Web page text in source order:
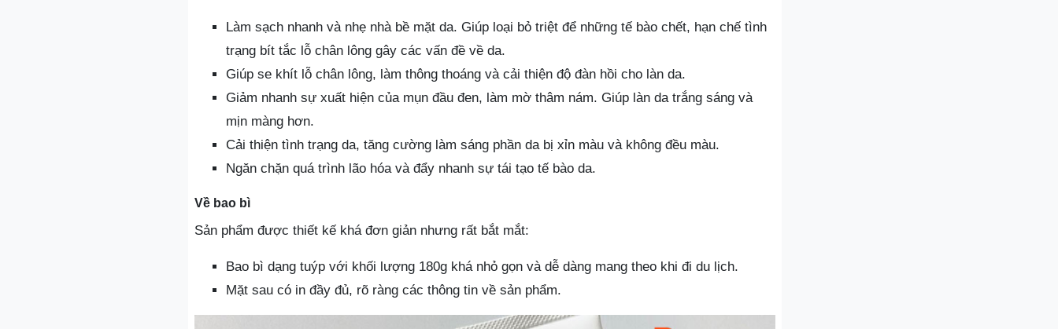
Làm sạch nhanh và nhẹ nhà bề mặt da. Giúp loại bỏ triệt để những tế bào chết, hạn chế tình
trạng bít tắc lỗ chân lông gây các vấn đề về da.
Giúp se khít lỗ chân lông, làm thông thoáng và cải thiện độ đàn hồi cho làn da.
Giảm nhanh sự xuất hiện của mụn đầu đen, làm mờ thâm nám. Giúp làn da trắng sáng và
mịn màng hơn.
Cải thiện tình trạng da, tăng cường làm sáng phần da bị xỉn màu và không đều màu.
Ngăn chặn quá trình lão hóa và đẩy nhanh sự tái tạo tế bào da.
Về bao bì
Sản phẩm được thiết kế khá đơn giản nhưng rất bắt mắt:
Bao bì dạng tuýp với khối lượng 180g khá nhỏ gọn và dễ dàng mang theo khi đi du lịch.
Mặt sau có in đầy đủ, rõ ràng các thông tin về sản phẩm.